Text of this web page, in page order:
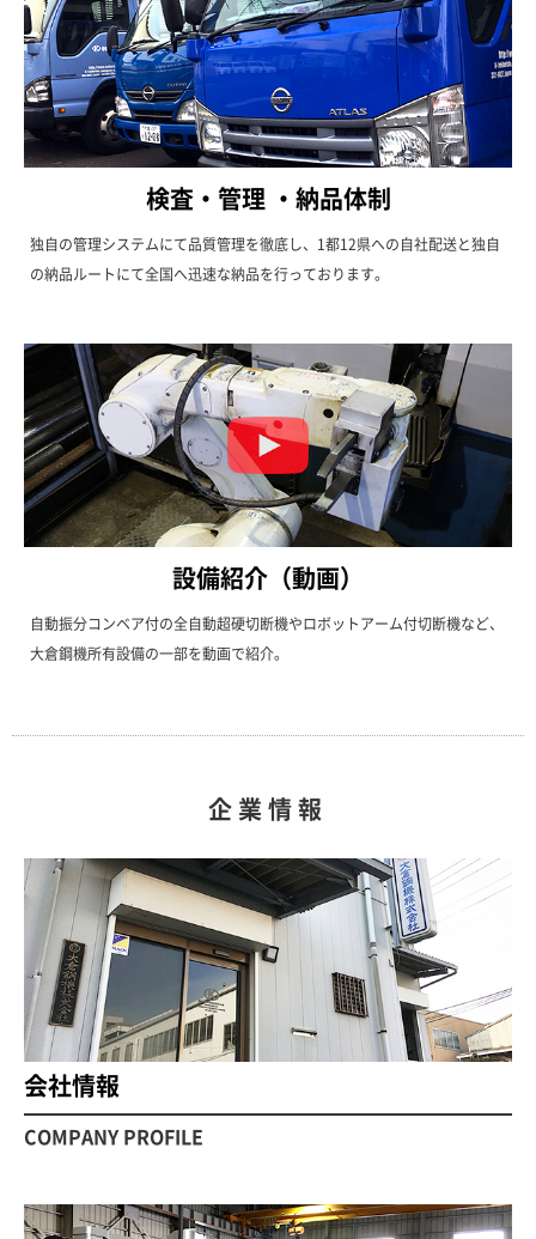
検査・管理 ・納品体制
独自の管理システムにて品質管理を徹底し、1都12県への自社配送と独自
の納品ルートにて全国へ迅速な納品を行っております。
設備紹介（動画）
自動振分コンベア付の全自動超硬切断機やロボットアーム付切断機など、
大倉鋼機所有設備の一部を動画で紹介。
企業情報
会社情報
COMPANY PROFILE